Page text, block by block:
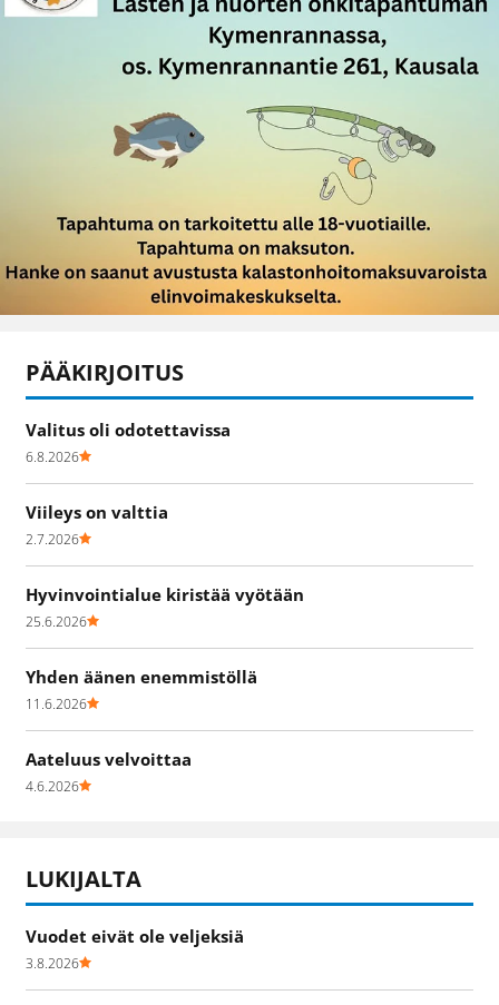
PÄÄKIRJOITUS
Valitus oli odotettavissa
6.8.2026
Viileys on valttia
2.7.2026
Hyvinvointialue kiristää vyötään
25.6.2026
Yhden äänen enemmistöllä
11.6.2026
Aateluus velvoittaa
4.6.2026
LUKIJALTA
Vuodet eivät ole veljeksiä
3.8.2026